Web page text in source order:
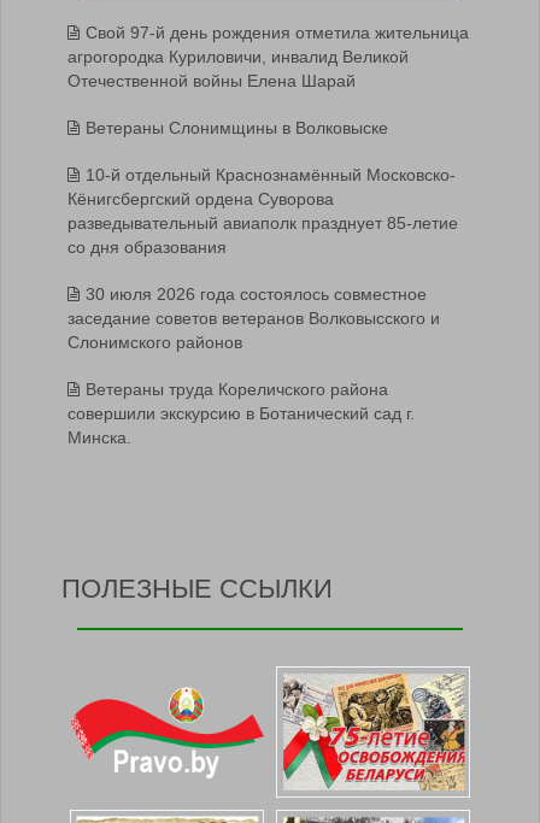
Свой 97-й день рождения отметила жительница
агрогородка Куриловичи, инвалид Великой
Отечественной войны Елена Шарай
Ветераны Слонимщины в Волковыске
10-й отдельный Краснознамённый Московско-
Кёнигсбергский ордена Суворова
разведывательный авиаполк празднует 85-летие
со дня образования
30 июля 2026 года состоялось совместное
заседание советов ветеранов Волковысского и
Слонимского районов
Ветераны труда Кореличского района
совершили экскурсию в Ботанический сад г.
Минска.
ПОЛЕЗНЫЕ ССЫЛКИ